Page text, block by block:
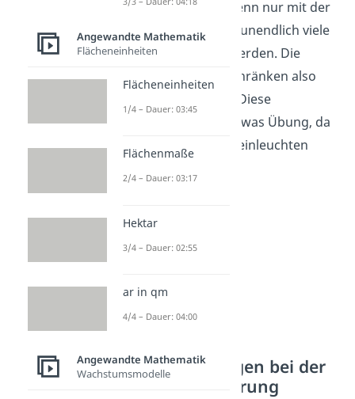
Nebenbedingungen, denn nur mit der
Zielfunktion würden ja unendlich viele
Produkte produziert werden. Die
Nebenbedingungen schränken also
deine Zielfunktion ein. Diese
aufzustellen braucht etwas Übung, da
sie nicht immer sofort einleuchten
Nebenbedingungen bei der
linearen Optimierung
Angewandte Mathematik
Flächeneinheiten
Flächeneinheiten
1/4 – Dauer: 03:45
Flächenmaße
2/4 – Dauer: 03:17
Hektar
3/4 – Dauer: 02:55
ar in qm
4/4 – Dauer: 04:00
Angewandte Mathematik
Wachstumsmodelle